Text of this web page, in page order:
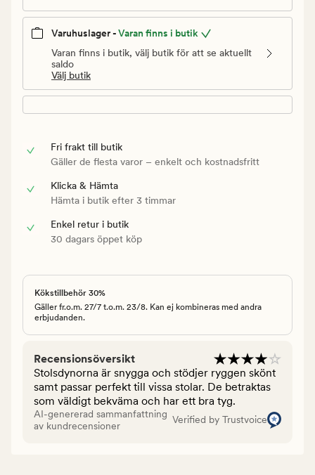
Varuhuslager -Varan finns i butik
Varan finns i butik, välj butik för att se aktuellt
saldo
Välj butik
Fri frakt till butik
Gäller de flesta varor – enkelt och kostnadsfritt
Klicka & Hämta
Hämta i butik efter 3 timmar
Enkel retur i butik
30 dagars öppet köp
Kökstillbehör 30%
Gäller fr.o.m. 27/7 t.o.m. 23/8. Kan ej kombineras med andra
erbjudanden.
Recensionsöversikt
Stolsdynorna är snygga och stödjer ryggen skönt
samt passar perfekt till vissa stolar. De betraktas
som väldigt bekväma och har ett bra tyg.
AI-genererad sammanfattning
av kundrecensioner
Verified by Trustvoice